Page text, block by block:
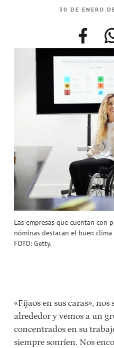
Las empresas que cuentan con
nóminas destacan el buen
FOTO: Getty.
30 DE ENERO
«Fijaos en sus caras»,
alrededor y vemos a un
concentrados en su
siempre sonríen. Nos